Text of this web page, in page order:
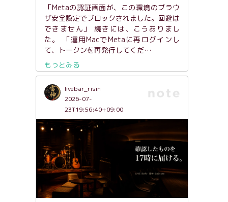
「Metaの認証画面が、この環境のブラウ
ザ安全設定でブロックされました。回避は
できません」 続きには、こうありまし
た。 「運用MacでMetaに再ログインし
て、トークンを再発行してくだ…
もっとみる
livebar_risin
2026-07-
23T19:56:40+09:00